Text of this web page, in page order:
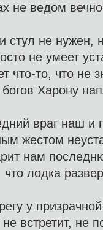
не ведом
стул не нужен,
не умеет
что-то, что не
Харону
враг наш и
жестом
нам
лодка
у
встретит, не